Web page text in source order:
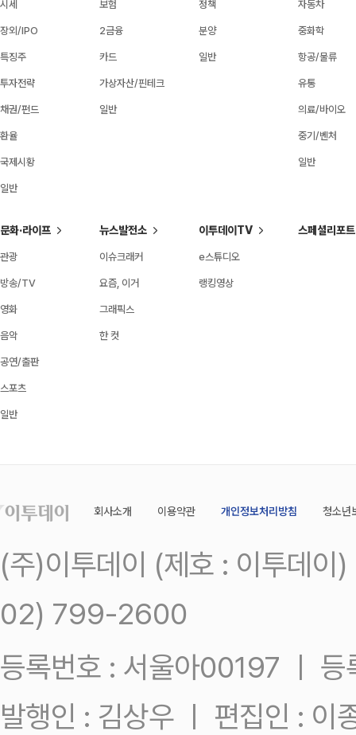
시세
장외/IPO
특징주
투자전략
채권/펀드
환율
국제시황
일반
보험
2금융
카드
가상자산/핀테크
일반
정책
분양
일반
자동차
중화학
항공/물류
유통
의료/바이오
중기/벤처
일반
문화·라이프
관광
방송/TV
영화
음악
공연/출판
스포츠
일반
뉴스발전소
이슈크래커
요즘, 이거
그래픽스
한 컷
이투데이TV
e스튜디오
랭킹영상
스페셜리포트
회사소개 이용약관 개인정보처리방침 청소년
(주)이투데이 (제호 : 이투데
02) 799-2600
등록번호 : 서울아00197 ㅣ
발행인 : 김상우 ㅣ 편집인 : 이